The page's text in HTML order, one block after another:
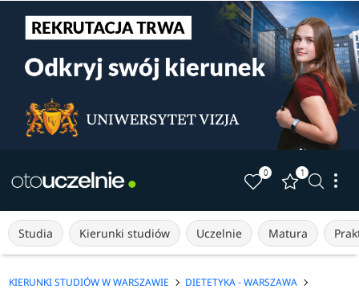
0 1
Studia Kierunki studiów Uczelnie Matura
KIERUNKI STUDIÓW W WARSZAWIE
DIETETYKA - WARSZAWA